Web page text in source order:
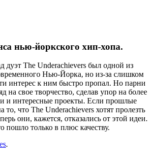
нью-йоркского хип-хопа.
дуэт The Underachievers был одной из
Нью-Йорка, но из-за слишком
интерес к ним быстро пропал. Но парни
на свое творчество, сделав упор на более
и интересные проекты. Если прошлые
то, что The Underachievers хотят пролезть
они, кажется, отказались от этой идеи.
пошло только в плюс качеству.
.